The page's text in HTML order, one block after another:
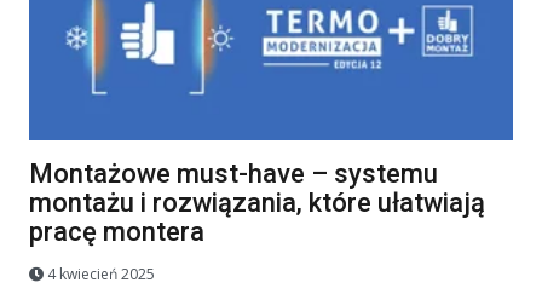
Montażowe must-have – systemu
montażu i rozwiązania, które ułatwiają
pracę montera
4 kwiecień 2025